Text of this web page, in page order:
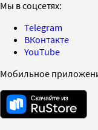
Мы в соцсетях:
Telegram
ВКонтакте
YouTube
Мобильное